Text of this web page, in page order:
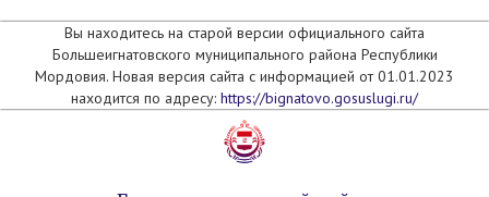
Вы находитесь на старой версии официального сайта
Большеигнатовского муниципального района Республики
Мордовия. Новая версия сайта с информацией от 01.01.2023
находится по адресу: https://bignatovo.gosuslugi.ru/